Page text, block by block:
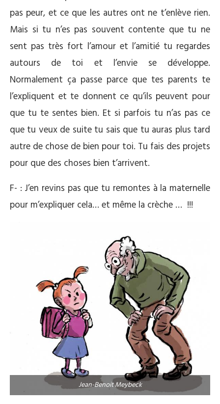
pas peur, et ce que les autres ont ne t’enlève rien.
Mais si tu n’es pas souvent contente que tu ne
sent pas très fort l’amour et l’amitié tu regardes
autours de toi et l’envie se développe.
Normalement ça passe parce que tes parents te
l’expliquent et te donnent ce qu’ils peuvent pour
que tu te sentes bien. Et si parfois tu n’as pas ce
que tu veux de suite tu sais que tu auras plus tard
autre de chose de bien pour toi. Tu fais des projets
pour que des choses bien t’arrivent.
F- : J’en revins pas que tu remontes à la maternelle
pour m’expliquer cela… et même la crèche … !!!
Jean-Benoit Meybeck